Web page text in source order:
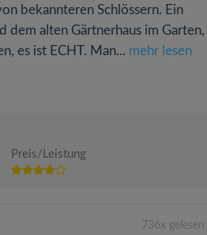
bekannteren Schlössern. Ein
dem alten Gärtnerhaus im Garten,
es ist ECHT. Man... mehr lesen
Preis/Leistung
736x gelesen